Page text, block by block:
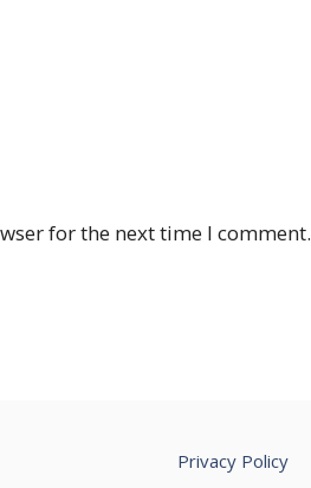
for the next time I comment.
Privacy Policy